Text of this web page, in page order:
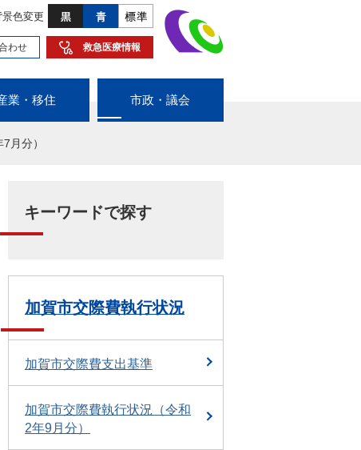
景色変更
わせ 救急医療情報
業・移住 市政・議会
月分）
キーワードで探す
加賀市交際費執行状況
加賀市交際費支出基準
加賀市交際費執行状況（令和
2年9月分）